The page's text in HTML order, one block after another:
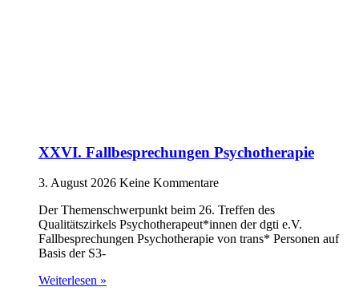
XXVI. Fallbesprechungen Psychotherapie
3. August 2026 Keine Kommentare
Der Themenschwerpunkt beim 26. Treffen des
Qualitätszirkels Psychotherapeut*innen der dgti e.V.
Fallbesprechungen Psychotherapie von trans* Personen auf
Basis der S3-
Weiterlesen »